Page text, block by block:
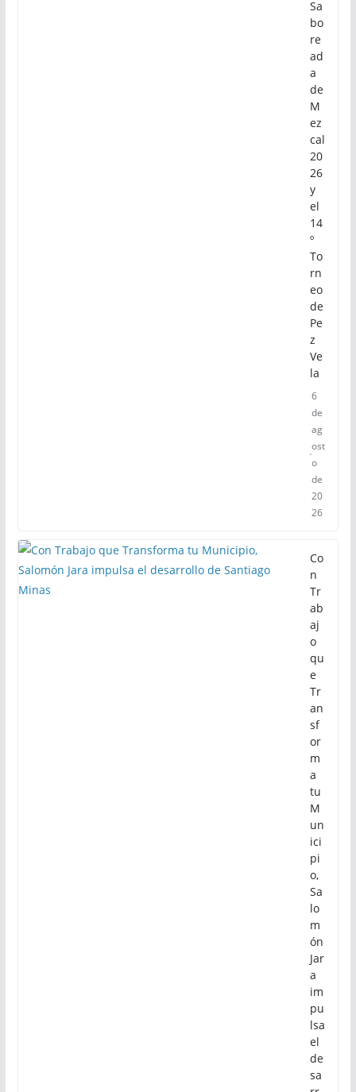
a
di
sfr
ut
ar
la
7ª
Sa
bo
re
ad
a
de
M
ez
cal
20
26
y
el
14
º
To
rn
eo
de
Pe
z
Ve
la
6
ost
o
de
20
26
Co
n
Tr
ab
aj
o
qu
e
Tr
an
sf
or
m
a
tu
M
un
ici
pi
o,
Sa
lo
m
ón
Jar